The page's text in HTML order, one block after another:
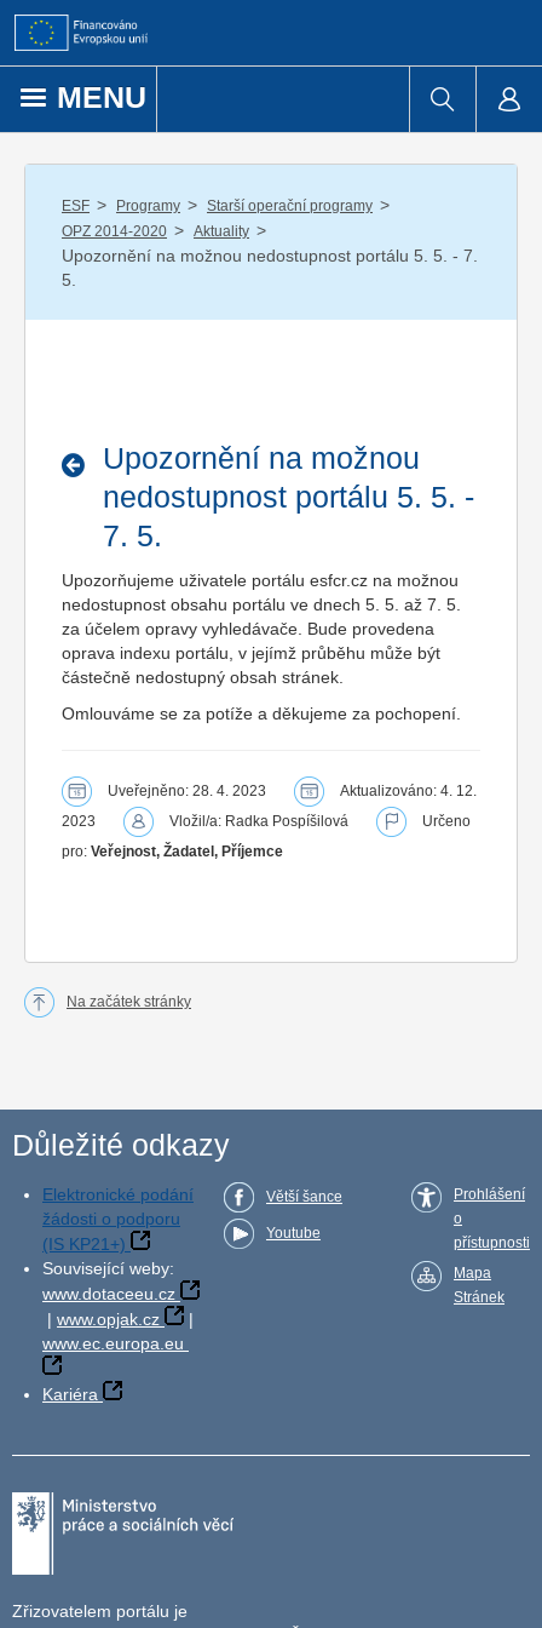
Přejít k obsahu
MENU
ESF / Programy / Starší operační programy /
OPZ 2014-2020 / Aktuality /
Upozornění na možnou nedostupnost portálu 5. 5. - 7.
5.
Upozornění na možnou
nedostupnost portálu 5. 5. -
7. 5.
Upozorňujeme uživatele portálu esfcr.cz na možnou
nedostupnost obsahu portálu ve dnech 5. 5. až 7. 5.
za účelem opravy vyhledávače. Bude provedena
oprava indexu portálu, v jejímž průběhu může být
částečně nedostupný obsah stránek.
Omlouváme se za potíže a děkujeme za pochopení.
Uveřejněno: 28. 4. 2023
Aktualizováno: 4. 12.
2023
Vložil/a: Radka Pospíšilová
Určeno
pro: Veřejnost, Žadatel, Příjemce
Na začátek stránky
Důležité odkazy
Elektronické podání
žádosti o podporu
(IS KP21+)
Související weby:
www.dotaceeu.cz
| www.opjak.cz
|
www.ec.europa.eu
Kariéra
Větší šance
Youtube
Prohlášení
o
přístupnosti
Mapa
Stránek
Zřizovatelem portálu je